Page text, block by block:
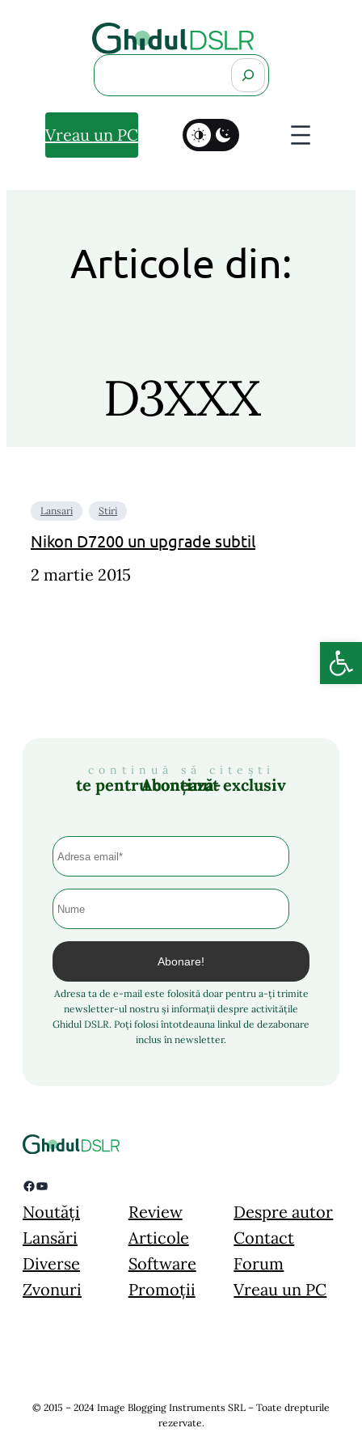
Search
Vreau un PC
Articole din:
D3XXX
Lansari Stiri
Nikon D7200 un upgrade subtil
2 martie 2015
continuă să citești
Abonează-te pentru conținut exclusiv
Adresa ta de e-mail este folosită doar pentru a-ți trimite
newsletter-ul nostru și informații despre activitățile
Ghidul DSLR. Poți folosi întotdeauna linkul de dezabonare
inclus în newsletter.
Facebook YouTube
Noutăți
Lansări
Diverse
Zvonuri
Review
Articole
Software
Promoții
Despre autor
Contact
Forum
Vreau un PC
© 2015 – 2024 Image Blogging Instruments SRL – Toate drepturile
rezervate.